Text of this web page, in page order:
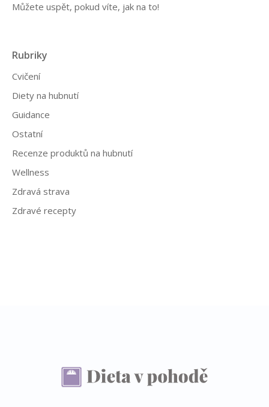
Můžete uspět, pokud víte, jak na to!
Rubriky
Cvičení
Diety na hubnutí
Guidance
Ostatní
Recenze produktů na hubnutí
Wellness
Zdravá strava
Zdravé recepty